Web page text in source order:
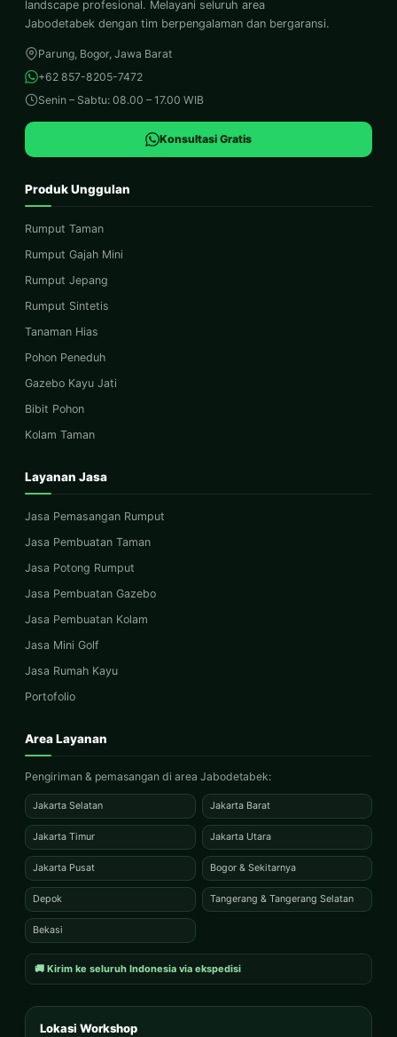
landscape profesional. Melayani seluruh area
Jabodetabek dengan tim berpengalaman dan bergaransi.
Parung, Bogor, Jawa Barat
+62 857-8205-7472
Senin – Sabtu: 08.00 – 17.00 WIB
Konsultasi Gratis
Produk Unggulan
Rumput Taman
Rumput Gajah Mini
Rumput Jepang
Rumput Sintetis
Tanaman Hias
Pohon Peneduh
Gazebo Kayu Jati
Bibit Pohon
Kolam Taman
Layanan Jasa
Jasa Pemasangan Rumput
Jasa Pembuatan Taman
Jasa Potong Rumput
Jasa Pembuatan Gazebo
Jasa Pembuatan Kolam
Jasa Mini Golf
Jasa Rumah Kayu
Portofolio
Area Layanan
Pengiriman & pemasangan di area Jabodetabek:
Jakarta Selatan Jakarta Barat
Jakarta Timur Jakarta Utara
Jakarta Pusat Bogor & Sekitarnya
Depok Tangerang & Tangerang Selatan
Bekasi
🚚 Kirim ke seluruh Indonesia via ekspedisi
Lokasi Workshop